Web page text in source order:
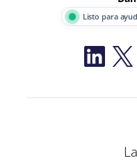
Listo para
X